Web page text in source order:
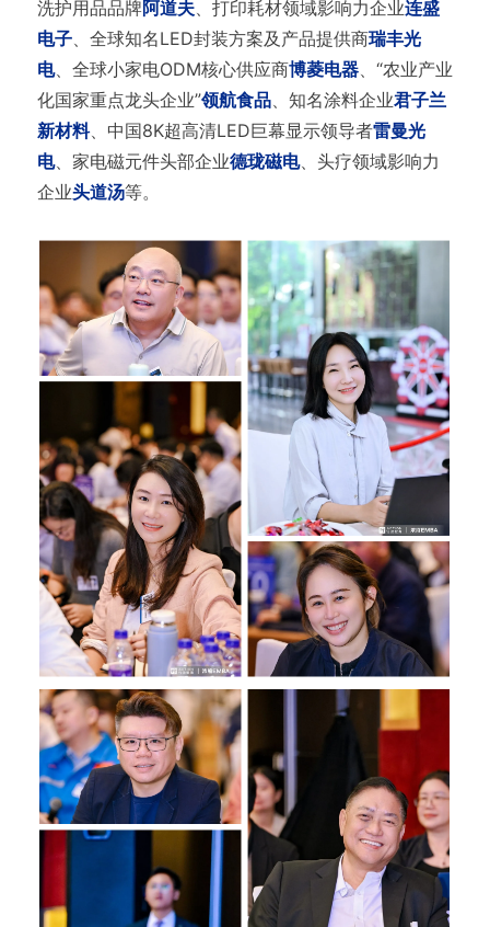
洗护用品品牌阿道夫、打印耗材领域影响力企业连盛
电子、全球知名LED封装方案及产品提供商瑞丰光
电、全球小家电ODM核心供应商博菱电器、“农业产业
化国家重点龙头企业”领航食品、知名涂料企业君子兰
新材料、中国8K超高清LED巨幕显示领导者雷曼光
电、家电磁元件头部企业德珑磁电、头疗领域影响力
企业头道汤等。